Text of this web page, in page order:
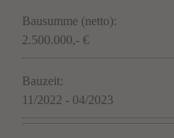
Bausumme (netto):
2.500.000,- €
Bauzeit:
11/2022 - 04/2023